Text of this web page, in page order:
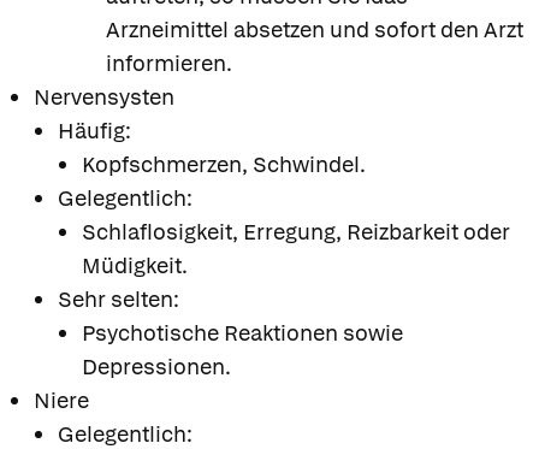
Arzneimittel absetzen und sofort den Arzt
informieren.
Nervensysten
Häufig:
Kopfschmerzen, Schwindel.
Gelegentlich:
Schlaflosigkeit, Erregung, Reizbarkeit oder
Müdigkeit.
Sehr selten:
Psychotische Reaktionen sowie
Depressionen.
Niere
Gelegentlich: